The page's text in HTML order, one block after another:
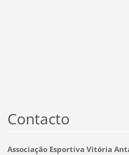
Contacto
Associação Esportiva Vitória